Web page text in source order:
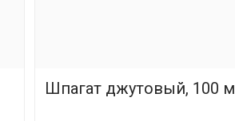
Шпагат джутовый, 100 м